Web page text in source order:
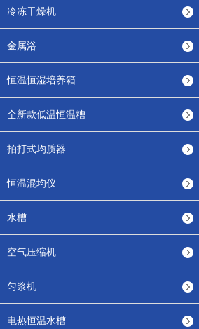
冷冻干燥机
金属浴
恒温恒湿培养箱
全新款低温恒温糟
拍打式均质器
恒温混均仪
水槽
空气压缩机
匀浆机
电热恒温水槽